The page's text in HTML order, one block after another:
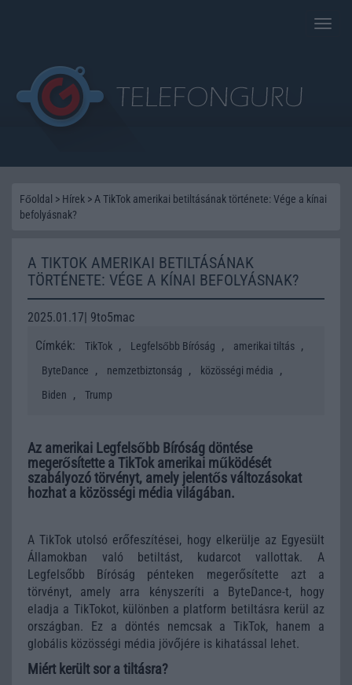
Toggle
Főoldal > Hírek > A TikTok amerikai betiltásának története: Vége a kínai
befolyásnak?
A TIKTOK AMERIKAI BETILTÁSÁNAK
TÖRTÉNETE: VÉGE A KÍNAI BEFOLYÁSNAK?
2025.01.17| 9to5mac
Címkék:
TikTok , Legfelsőbb Bíróság , amerikai tiltás ,
ByteDance , nemzetbiztonság , közösségi média ,
Biden , Trump
Az amerikai Legfelsőbb Bíróság döntése
megerősítette a TikTok amerikai működését
szabályozó törvényt, amely jelentős változásokat
hozhat a közösségi média világában.
A TikTok utolsó erőfeszítései, hogy elkerülje az Egyesült
Államokban való betiltást, kudarcot vallottak. A
Legfelsőbb Bíróság pénteken megerősítette azt a
törvényt, amely arra kényszeríti a ByteDance-t, hogy
eladja a TikTokot, különben a platform betiltásra kerül az
országban. Ez a döntés nemcsak a TikTok, hanem a
globális közösségi média jövőjére is kihatással lehet.
Miért került sor a tiltásra?